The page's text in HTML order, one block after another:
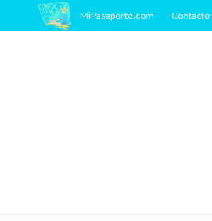
MiPasaporte.com Contacto